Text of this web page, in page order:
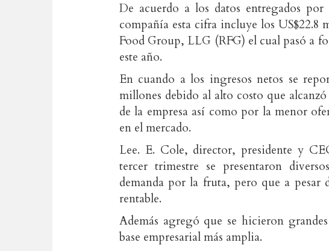
De acuerdo a los datos entregados por
compañía esta cifra incluye los US$22.8
Food Group, LLG (RFG) el cual pasó a
este año.
En cuando a los ingresos netos se
millones debido al alto costo que
de la empresa así como por la menor
en el mercado.
Lee. E. Cole, director, presidente y
tercer trimestre se presentaron
demanda por la fruta, pero que a pesar
rentable.
Además agregó que se hicieron
base empresarial más amplia.